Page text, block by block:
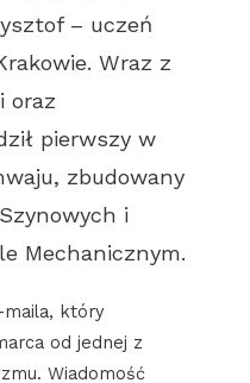
– uczeń
Wraz z
oraz
pierwszy w
zbudowany
i
Mechanicznym.
maila, który
od jednej z
Wiadomość